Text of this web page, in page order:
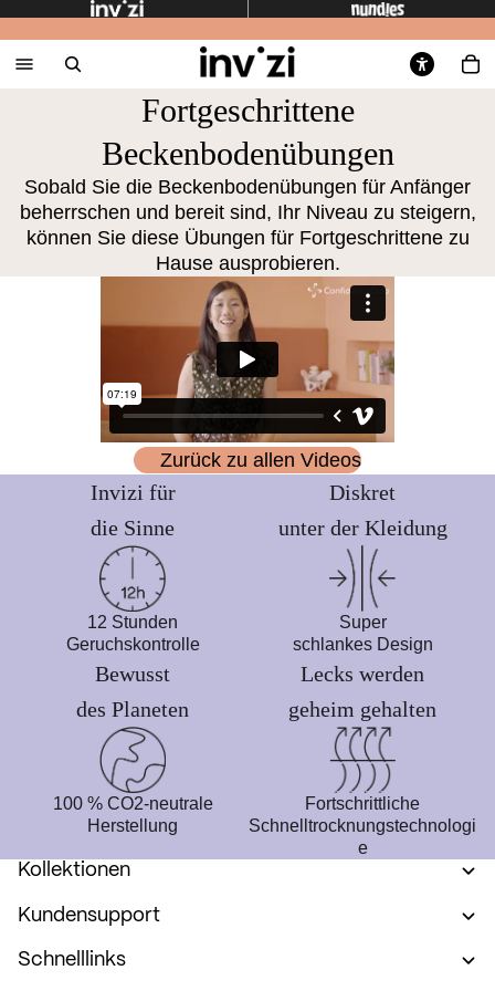
Fortgeschrittene
Beckenbodenübungen
Sobald Sie die Beckenbodenübungen für Anfänger
beherrschen und bereit sind, Ihr Niveau zu steigern,
können Sie diese Übungen für Fortgeschrittene zu
Hause ausprobieren.
Zurück zu allen Videos
Invizi für
die Sinne
12 Stunden
Geruchskontrolle
Diskret
unter der Kleidung
Super
schlankes Design
Bewusst
des Planeten
100 % CO2-neutrale
Herstellung
Lecks werden
geheim gehalten
Fortschrittliche
Schnelltrocknungstechnologi
e
Kollektionen
Kundensupport
Schnelllinks